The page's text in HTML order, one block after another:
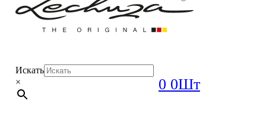
Искать
×
0 0Шт